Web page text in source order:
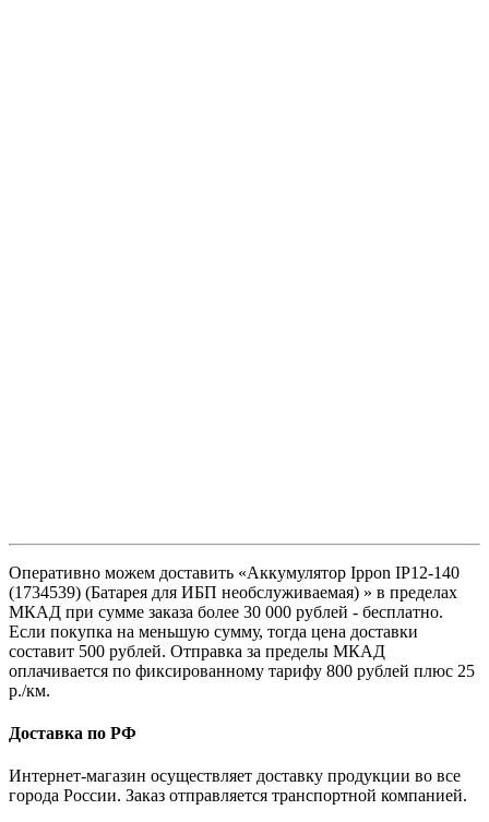
Оперативно можем доставить «Аккумулятор Ippon IP12-140
(1734539) (Батарея для ИБП необслуживаемая) » в пределах
МКАД при сумме заказа более 30 000 рублей - бесплатно.
Если покупка на меньшую сумму, тогда цена доставки
составит 500 рублей. Отправка за пределы МКАД
оплачивается по фиксированному тарифу 800 рублей плюс 25
р./км.
Доставка по РФ
Интернет-магазин осуществляет доставку продукции во все
города России. Заказ отправляется транспортной компанией.